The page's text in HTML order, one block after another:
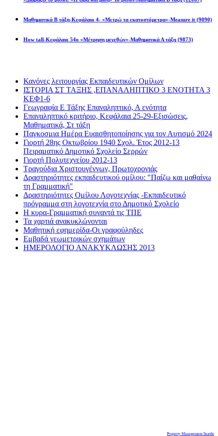
Μαθηματικά Β τάξη-Κεφάλαιο 4- «Μετρώ τα εκατοστόμετρα»-Measure it (9090)
How tall-Κεφάλαιο 54ο «Μέτρηση μεγεθών»-Μαθηματικά Α τάξη (9873)
Κανόνες λειτουργίας Εκπαιδευτικών Ομίλων
ΙΣΤΟΡΙΑ ΣΤ ΤΑΞΗΣ ,ΕΠΑΝΑΛΗΠΤΙΚΟ 3 ΕΝΟΤΗΤΑ 3
ΚΕΦ1-6
Γεωγραφία Ε Τάξης Επαναληπτικό, Α ενότητα
Επαναληπτικό κριτήριο, Κεφάλαια 25-29-Εξισώσεις,
Μαθηματικά, Στ τάξη
Παγκοσμια Ημέρα Ευαισθητοποίησης για τον Αυτισμό 2024
Γιορτή 28ης Οκτωβρίου 1940 Σχολ. Έτος 2012-13
Πειραματικό Δημοτικό Σχολείο Σερρών
Γιορτή Πολυτεχνείου 2012-13
Τραγούδια Χριστουγέννων, Πρωτοχρονιάς
Δραστηριότητες εκπαιδευτικού ομίλου: "Παίζω και μαθαίνω
τη Γραμματική"
Δραστηριότητες Ομίλου Λογοτεχνίας -Εκπαιδευτικό
πρόγραμμα στη λογοτεχνία στο Δημοτικό Σχολείο
Η κυρα-Γραμματική συναντά τις ΤΠΕ
Τα χαρτιά ανακυκλώνονται
Μαθητική εφημερίδα-Οι γραφούληδες
Εμβαδά γεωμετρικών σχημάτων
ΗΜΕΡΟΛΟΓΙΟ ΑΝΑΚΥΚΛΩΣΗΣ 2013
Property Management Seattle